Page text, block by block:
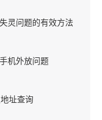
灵问题的有效方法
机外放问题
址查询